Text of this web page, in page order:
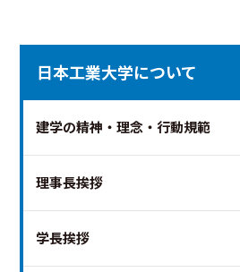
日本工業大学について
建学の精神・理念・行動規範
理事長挨拶
学長挨拶